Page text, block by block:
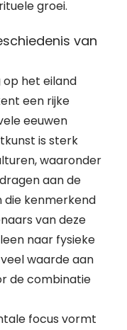
groei.
van
op het eiland
een rijke
eeuwen
is sterk
waaronder
aan de
die kenmerkend
van deze
naar fysieke
waarde aan
de combinatie
focus vormt